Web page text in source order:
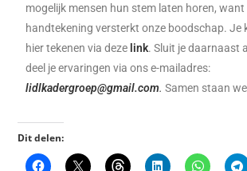
mogelijk mensen hun stem laten horen, want
handtekening versterkt onze boodschap. Je
hier tekenen via deze link. Sluit je daarnaast
deel je ervaringen via ons e-mailadres:
lidlkadergroep@gmail.com. Samen staan
Dit delen: